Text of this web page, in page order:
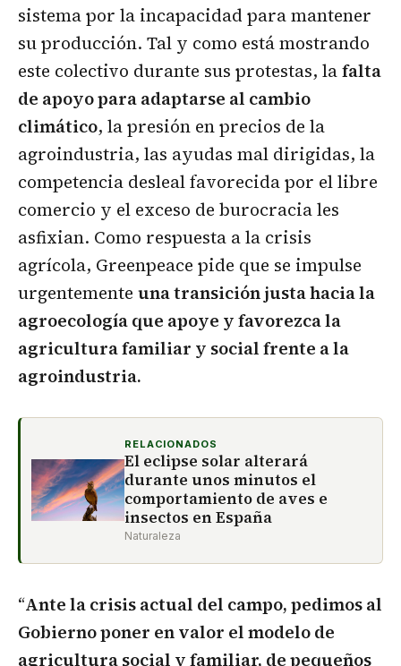
sistema por la incapacidad para mantener
su producción. Tal y como está mostrando
este colectivo durante sus protestas, lafalta
de apoyo para adaptarse al cambio
climático, la presión en precios de la
agroindustria, las ayudas mal dirigidas, la
competencia desleal favorecida por el libre
comercio y el exceso de burocracia les
asfixian. Como respuesta a la crisis
agrícola, Greenpeace pide que se impulse
urgentemente una transición justa hacia la
agroecología que apoye y favorezca la
agricultura familiar y social frente a la
agroindustria.
RELACIONADOS
El eclipse solar alterará
durante unos minutos el
comportamiento de aves e
insectos en España
Naturaleza
“Ante la crisis actual del campo, pedimos al
Gobierno poner en valor el modelo de
agricultura social y familiar, de pequeños